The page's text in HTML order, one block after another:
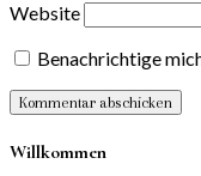
Website
Benachrichtige
Willkommen